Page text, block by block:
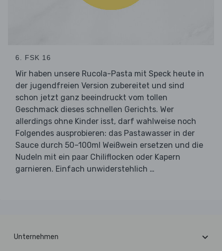
6. FSK 16
Wir haben unsere Rucola-Pasta mit Speck heute in
der jugendfreien Version zubereitet und sind
schon jetzt ganz beeindruckt vom tollen
Geschmack dieses schnellen Gerichts. Wer
allerdings ohne Kinder isst, darf wahlweise noch
Folgendes ausprobieren: das Pastawasser in der
Sauce durch 50–100ml Weißwein ersetzen und die
Nudeln mit ein paar Chiliflocken oder Kapern
garnieren. Einfach unwiderstehlich …
Unternehmen